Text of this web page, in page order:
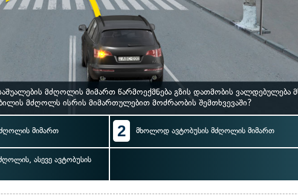
მძღოლის მიმართ წარმოექმნება გზის დათმობის ვალდებულება
მძღოლს ისრის მიმართულებით მოძრაობის შემთხვევაში?
მიმართ 2 მხოლოდ ავტობუსის მძღოლის მიმართ
ასევე ავტობუსის